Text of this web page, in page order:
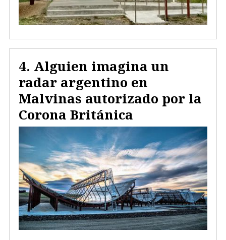
Alguien imagina un
radar argentino en
Malvinas autorizado por la
Corona Británica